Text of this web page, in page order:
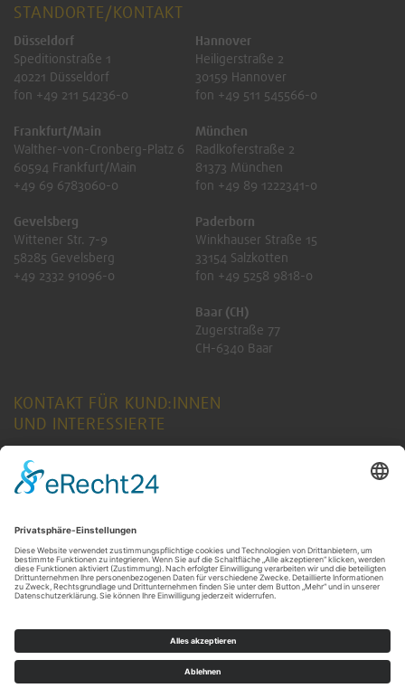
STANDORTE/KONTAKT
Düsseldorf
Speditionstraße 1
40221 Düsseldorf
fon +49 211 54236-0
Frankfurt/Main
Walther-von-Cronberg-Platz 6
60594 Frankfurt/Main
+49 69 6783060-0
Gevelsberg
Wittener Str. 7-9
58285 Gevelsberg
+49 2332 91096-0
Hannover
Heiligerstraße 2
30159 Hannover
fon +49 511 545566-0
München
Radlkoferstraße 2
81373 München
fon +49 89 1222341-0
Paderborn
Winkhauser Straße 15
33154 Salzkotten
fon +49 5258 9818-0
Baar (CH)
Zugerstraße 77
CH-6340 Baar
KONTAKT FÜR KUND:INNEN
UND INTERESSIERTE
ANFRAGE SENDEN
KONTAKT FÜR RENTNER:INNEN
ANFRAGE SENDEN